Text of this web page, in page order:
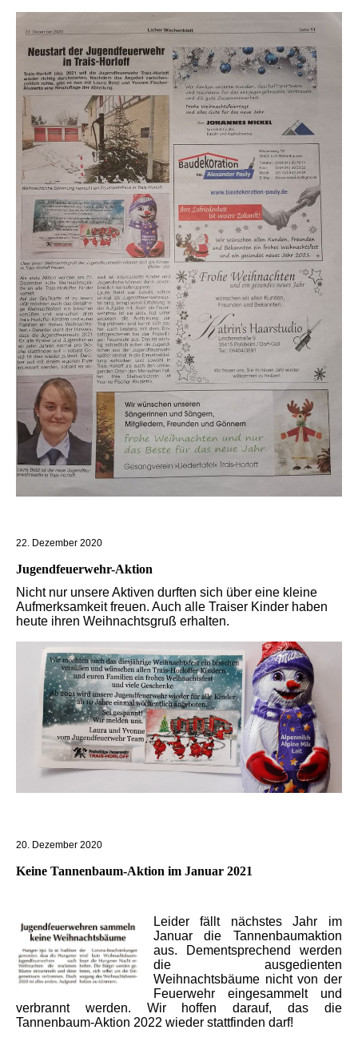
22. Dezember 2020
Jugendfeuerwehr-Aktion
Nicht nur unsere Aktiven durften sich über eine kleine
Aufmerksamkeit freuen. Auch alle Traiser Kinder haben
heute ihren Weihnachtsgruß erhalten.
20. Dezember 2020
Keine Tannenbaum-Aktion im Januar 2021
Leider fällt nächstes Jahr im
Januar die Tannenbaumaktion
aus. Dementsprechend werden
die ausgedienten
Weihnachtsbäume nicht von der
Feuerwehr eingesammelt und
verbrannt werden. Wir hoffen darauf, das die
Tannenbaum-Aktion 2022 wieder stattfinden darf!